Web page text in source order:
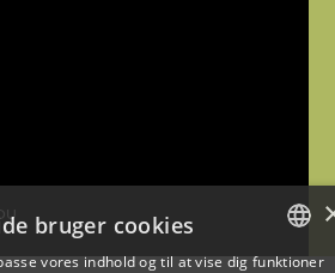
bruger cookies
vores indhold og til at vise dig funktioner